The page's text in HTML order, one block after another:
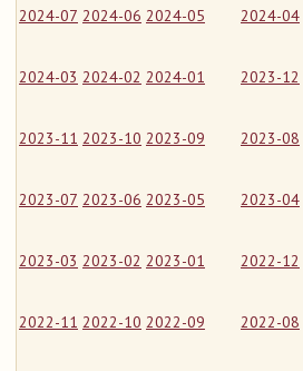
2024-07 2024-06 2024-05 2024-04
2024-03 2024-02 2024-01 2023-12
2023-11 2023-10 2023-09 2023-08
2023-07 2023-06 2023-05 2023-04
2023-03 2023-02 2023-01 2022-12
2022-11 2022-10 2022-09 2022-08